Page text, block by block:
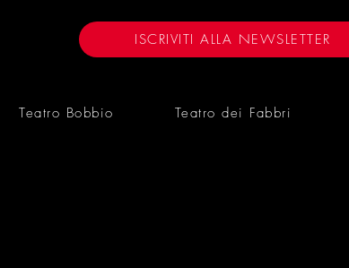
ISCRIVITI ALLA NEWSLETTER
Teatro Bobbio Teatro dei Fabbri